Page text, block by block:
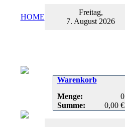
HOME
Freitag,
7. August 2026
Warenkorb
Menge:
0
Summe:
0,00 €